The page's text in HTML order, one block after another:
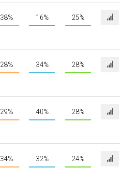
38% 16% 25%
28% 34% 28%
29% 40% 28%
34% 32% 24%